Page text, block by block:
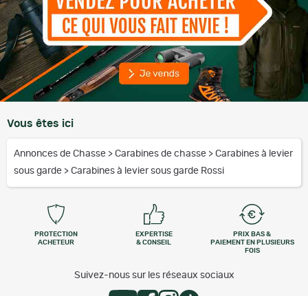
Vous êtes ici
Annonces de Chasse > Carabines de chasse > Carabines à levier
sous garde > Carabines à levier sous garde Rossi
PROTECTION
ACHETEUR
EXPERTISE
& CONSEIL
PRIX BAS &
PAIEMENT EN PLUSIEURS
FOIS
Suivez-nous sur les réseaux sociaux